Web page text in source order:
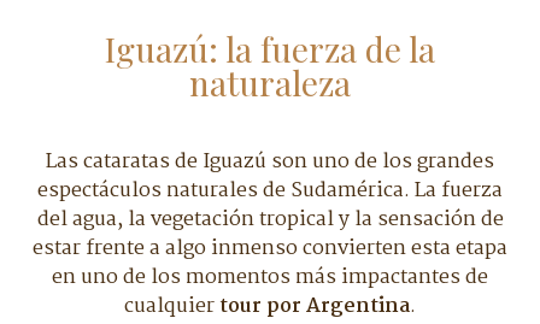
Iguazú: la fuerza de la
naturaleza
Las cataratas de Iguazú son uno de los grandes
espectáculos naturales de Sudamérica. La fuerza
del agua, la vegetación tropical y la sensación de
estar frente a algo inmenso convierten esta etapa
en uno de los momentos más impactantes de
cualquiertour por Argentina.